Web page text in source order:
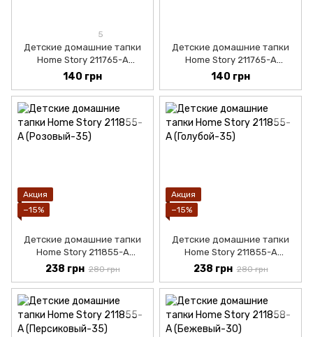
5
Детские домашние тапки
Home Story 211765-A
(Жёлтый-34)
140 грн
Детские домашние тапки
Home Story 211765-A
(Красный-35)
140 грн
Акция
−15%
Детские домашние тапки
Home Story 211855-A
(Розовый-32)
238 грн 280 грн
Акция
−15%
Детские домашние тапки
Home Story 211855-A
(Голубой-32)
238 грн 280 грн